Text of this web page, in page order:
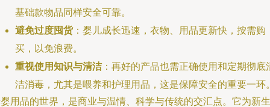
基础款物品同样安全可靠。
避免过度囤货：婴儿成长迅速，衣物、用品更新快，按需购
买，以免浪费。
重视使用知识与清洁：再好的产品也需正确使用和定期彻底
洁消毒，尤其是喂养和护理用品，这是保障安全的重要一环
用品的世界，是商业与温情、科学与传统的交汇点。它为新生